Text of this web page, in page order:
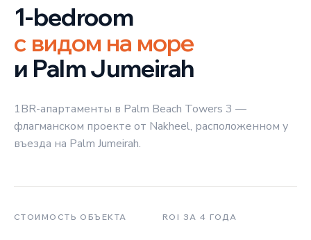
1-bedroom
с видом на море
и Palm Jumeirah
1BR-апартаменты в Palm Beach Towers 3 —
флагманском проекте от Nakheel, расположенном у
въезда на Palm Jumeirah.
СТОИМОСТЬ ОБЪЕКТА ROI ЗА 4 ГОДА